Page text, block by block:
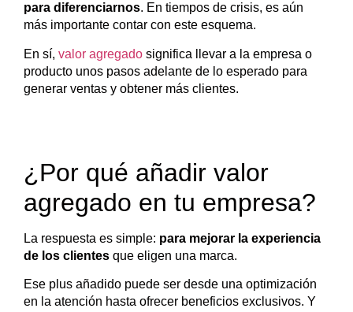
para diferenciarnos. En tiempos de crisis, es aún
más importante contar con este esquema.
En sí, valor agregado significa llevar a la empresa o
producto unos pasos adelante de lo esperado para
generar ventas y obtener más clientes.
¿Por qué añadir valor
agregado en tu empresa?
La respuesta es simple: para mejorar la experiencia
de los clientes que eligen una marca.
Ese plus añadido puede ser desde una optimización
en la atención hasta ofrecer beneficios exclusivos. Y